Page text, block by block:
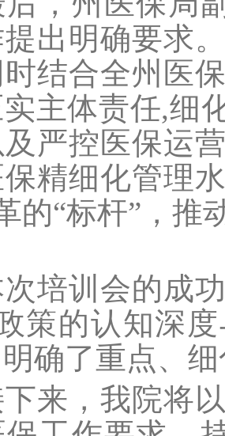
出明确要求
结合全州医
主体责任,细
严控医保运
精细化管理
的“标杆”，推
训会的成功
策的认知深
确了重点、
，我院将以